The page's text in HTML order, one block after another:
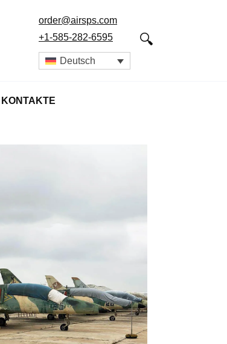
order@airsps.com
+1-585-282-6595
Deutsch
KONTAKTE